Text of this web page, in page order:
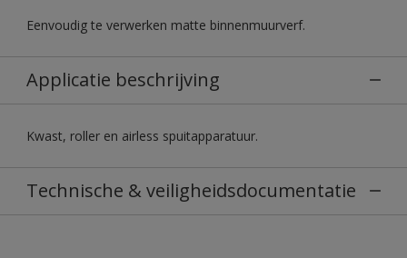
Eenvoudig te verwerken matte binnenmuurverf.
Applicatie beschrijving
Kwast, roller en airless spuitapparatuur.
Technische & veiligheidsdocumentatie